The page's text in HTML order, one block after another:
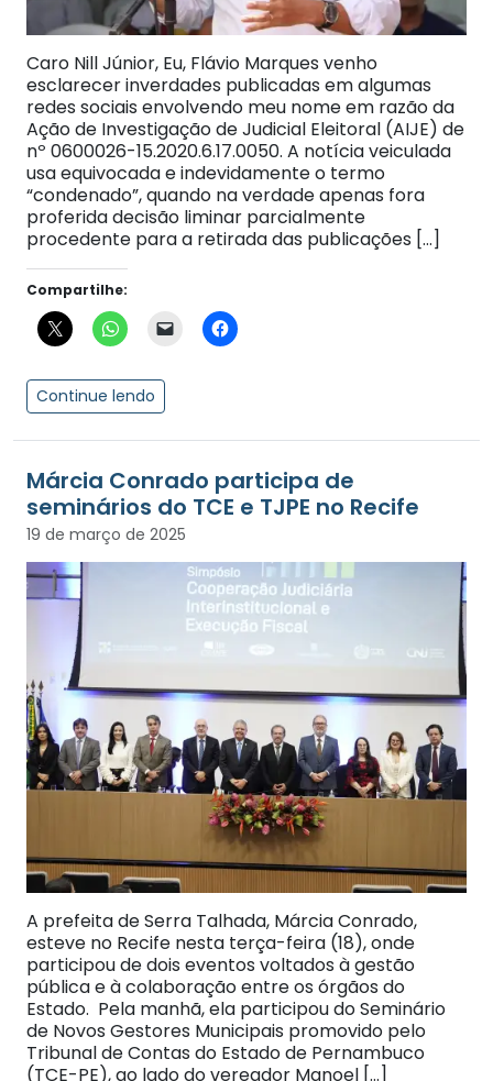
Caro Nill Júnior, Eu, Flávio Marques venho
esclarecer inverdades publicadas em algumas
redes sociais envolvendo meu nome em razão da
Ação de Investigação de Judicial Eleitoral (AIJE) de
nº 0600026-15.2020.6.17.0050. A notícia veiculada
usa equivocada e indevidamente o termo
“condenado”, quando na verdade apenas fora
proferida decisão liminar parcialmente
procedente para a retirada das publicações […]
Compartilhe:
Continue lendo
Márcia Conrado participa de
seminários do TCE e TJPE no Recife
19 de março de 2025
A prefeita de Serra Talhada, Márcia Conrado,
esteve no Recife nesta terça-feira (18), onde
participou de dois eventos voltados à gestão
pública e à colaboração entre os órgãos do
Estado. Pela manhã, ela participou do Seminário
de Novos Gestores Municipais promovido pelo
Tribunal de Contas do Estado de Pernambuco
(TCE-PE), ao lado do vereador Manoel […]